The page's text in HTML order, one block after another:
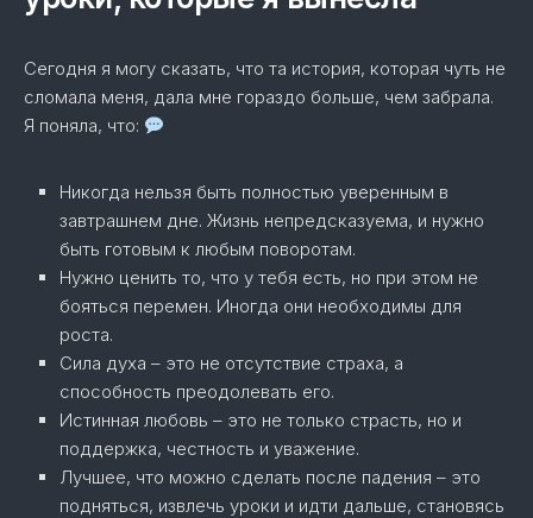
Сегодня я могу сказать, что та история, которая чуть не
сломала меня, дала мне гораздо больше, чем забрала.
Я поняла, что:
Никогда нельзя быть полностью уверенным в
завтрашнем дне. Жизнь непредсказуема, и нужно
быть готовым к любым поворотам.
Нужно ценить то, что у тебя есть, но при этом не
бояться перемен. Иногда они необходимы для
роста.
Сила духа – это не отсутствие страха, а
способность преодолевать его.
Истинная любовь – это не только страсть, но и
поддержка, честность и уважение.
Лучшее, что можно сделать после падения – это
подняться, извлечь уроки и идти дальше, становясь